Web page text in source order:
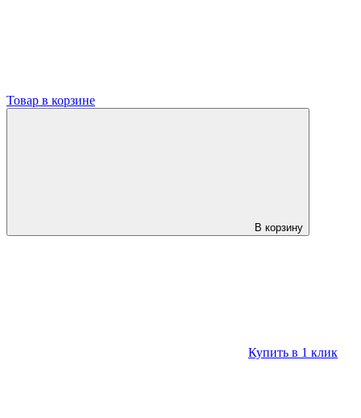
Товар в корзине
В корзину
Купить в 1 клик